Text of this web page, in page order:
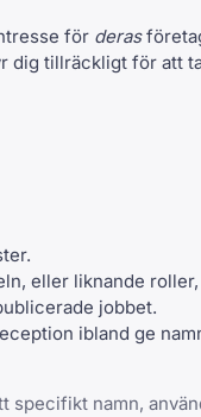
för deras
dig tillräckligt för att
eller liknande
jobbet.
ibland ge
specifikt namn,